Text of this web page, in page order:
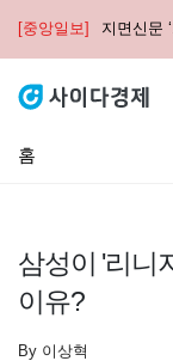
[중앙일보] 지면신문
홈
삼성이 '리니
이유?
By 이상혁